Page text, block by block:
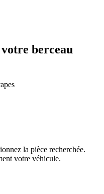
berceau
la pièce recherchée.
votre véhicule.